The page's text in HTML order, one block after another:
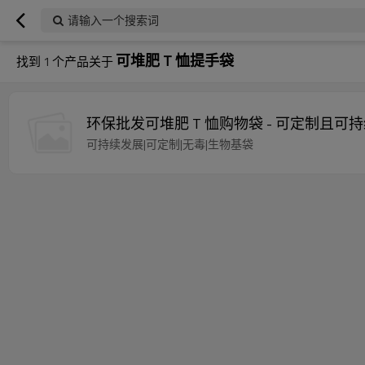
请输入一个搜索词
找到 1 个产品关于可堆肥 T 恤提手袋
环保批发可堆肥 T 恤购物袋 - 可定制且可
可持续发展|可定制|无毒|生物基袋